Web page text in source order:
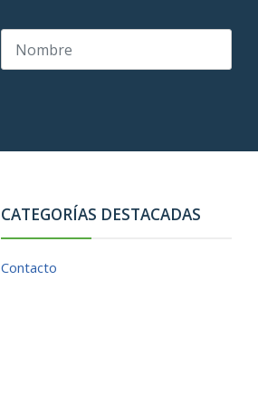
CATEGORÍAS DESTACADAS
Contacto